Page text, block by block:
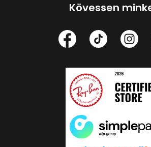
Kövessen